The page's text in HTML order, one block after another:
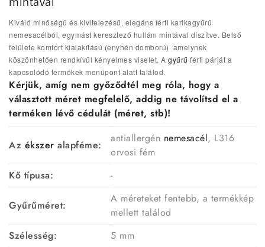
Kiváló minőségű és kivitelezésű, elegáns férfi karikagyűrű
nemesacélból, egymást keresztező hullám mintával díszítve. Belső
felülete komfort kialakítású (enyhén domború) amelynek
köszönhetően rendkívül kényelmes viselet. A gyűrű férfi párját a
kapcsolódó termékek menüpont alatt találod.
Kérjük, amíg nem győződtél meg róla, hogy a
választott méret megfelelő, addig ne távolítsd el a
terméken lévő cédulát (méret, stb)!
Az ékszer alapféme:
antiallergén nemesacél, L316
orvosi fém
Kő típusa:
-
Gyűrűméret:
A méreteket fentebb, a termékkép
mellett találod
Szélesség:
5 mm